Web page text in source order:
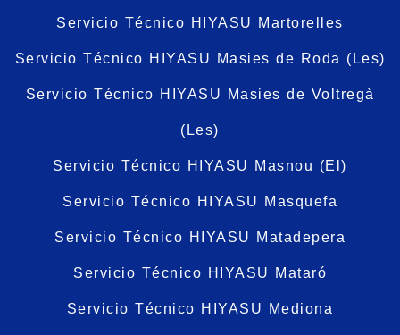
Servicio Técnico HIYASU Martorelles
Servicio Técnico HIYASU Masies de Roda (Les)
Servicio Técnico HIYASU Masies de Voltregà
(Les)
Servicio Técnico HIYASU Masnou (El)
Servicio Técnico HIYASU Masquefa
Servicio Técnico HIYASU Matadepera
Servicio Técnico HIYASU Mataró
Servicio Técnico HIYASU Mediona